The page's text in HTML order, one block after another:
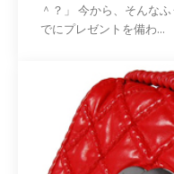
＾？」 今から、そんな
でにプレゼントを備わ...